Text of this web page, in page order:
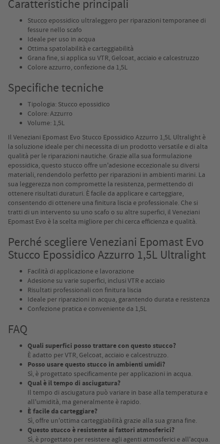
Caratteristiche principali
Stucco epossidico ultraleggero per riparazioni temporanee di
fessure nello scafo
Ideale per uso in acqua
Ottima spatolabilità e carteggiabilità
Grana fine, si applica su VTR, Gelcoat, acciaio e calcestruzzo
Colore azzurro, confezione da 1,5L
Specifiche tecniche
Tipologia: Stucco epossidico
Colore: Azzurro
Volume: 1,5L
Il Veneziani Epomast Evo Stucco Epossidico Azzurro 1,5L Ultralight è
la soluzione ideale per chi necessita di un prodotto versatile e di alta
qualità per le riparazioni nautiche. Grazie alla sua formulazione
epossidica, questo stucco offre un'adesione eccezionale su diversi
materiali, rendendolo perfetto per riparazioni in ambienti marini. La
sua leggerezza non compromette la resistenza, permettendo di
ottenere risultati duraturi. È facile da applicare e carteggiare,
consentendo di ottenere una finitura liscia e professionale. Che si
tratti di un intervento su uno scafo o su altre superfici, il Veneziani
Epomast Evo è la scelta migliore per chi cerca efficienza e qualità.
Perché scegliere Veneziani Epomast Evo
Stucco Epossidico Azzurro 1,5L Ultralight
Facilità di applicazione e lavorazione
Adesione su varie superfici, inclusi VTR e acciaio
Risultati professionali con finitura liscia
Ideale per riparazioni in acqua, garantendo durata e resistenza
Confezione pratica e conveniente da 1,5L
FAQ
Quali superfici posso trattare con questo stucco?
È adatto per VTR, Gelcoat, acciaio e calcestruzzo.
Posso usare questo stucco in ambienti umidi?
Sì, è progettato specificamente per applicazioni in acqua.
Qual è il tempo di asciugatura?
Il tempo di asciugatura può variare in base alla temperatura e
all'umidità, ma generalmente è rapido.
È facile da carteggiare?
Sì, offre un'ottima carteggiabilità grazie alla sua grana fine.
Questo stucco è resistente ai fattori atmosferici?
Sì, è progettato per resistere agli agenti atmosferici e all'acqua.